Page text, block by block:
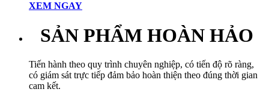
XEM NGAY
SẢN PHẨM HOÀN HẢO
Tiến hành theo quy trình chuyên nghiệp, có tiến độ rõ ràng,
có giám sát trực tiếp đảm bảo hoàn thiện theo đúng thời gian
cam kết.